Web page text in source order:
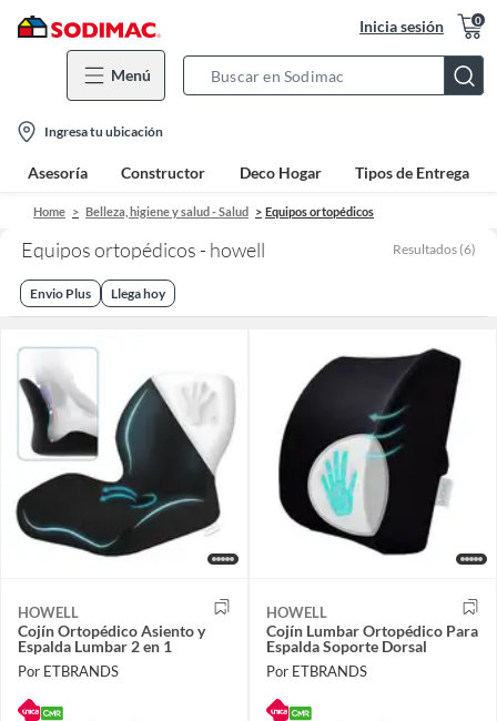
Inicia sesión 0
Menú
Bar
location-
icon
Ingresa tu ubicación
Asesoría Constructor Deco Hogar Tipos de Entrega
Home Belleza, higiene y salud - Salud Equipos ortopédicos
Equipos ortopédicos - howell Resultados (6)
Envio Plus Llega hoy
HOWELL
Cojín Ortopédico Asiento y
Espalda Lumbar 2 en 1
Por ETBRANDS
HOWELL
Cojín Lumbar Ortopédico Para
Espalda Soporte Dorsal
Por ETBRANDS